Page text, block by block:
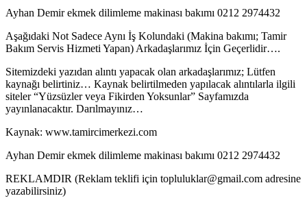
Ayhan Demir ekmek dilimleme makinası bakımı 0212 2974432
Aşağıdaki Not Sadece Aynı İş Kolundaki (Makina bakımı; Tamir
Bakım Servis Hizmeti Yapan) Arkadaşlarımız İçin Geçerlidir….
Sitemizdeki yazıdan alıntı yapacak olan arkadaşlarımız; Lütfen
kaynağı belirtiniz… Kaynak belirtilmeden yapılacak alıntılarla ilgili
siteler “Yüzsüzler veya Fikirden Yoksunlar” Sayfamızda
yayınlanacaktır. Darılmayınız…
Kaynak: www.tamircimerkezi.com
Ayhan Demir ekmek dilimleme makinası bakımı 0212 2974432
REKLAMDIR (Reklam teklifi için topluluklar@gmail.com adresine
yazabilirsiniz)